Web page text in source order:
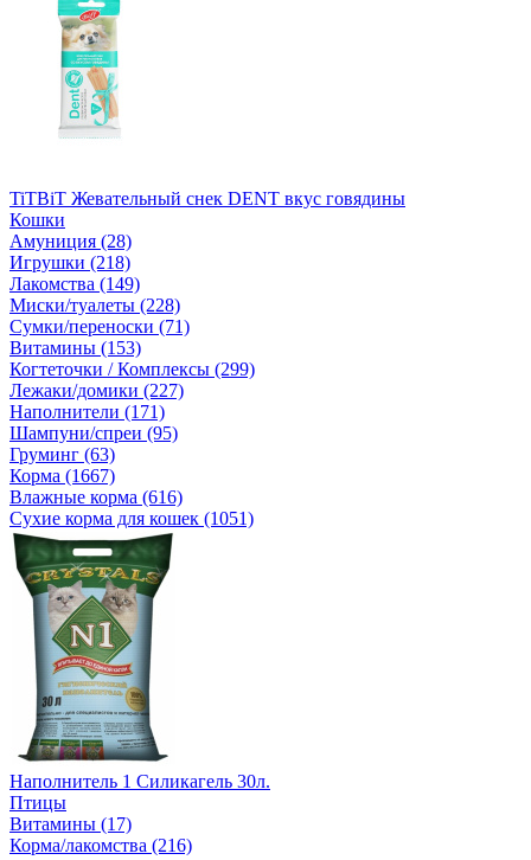
TiTBiT Жевательный снек DENT вкус говядины
Кошки
Амуниция (28)
Игрушки (218)
Лакомства (149)
Миски/туалеты (228)
Сумки/переноски (71)
Витамины (153)
Когтеточки / Комплексы (299)
Лежаки/домики (227)
Наполнители (171)
Шампуни/спреи (95)
Груминг (63)
Корма (1667)
Влажные корма (616)
Сухие корма для кошек (1051)
Наполнитель 1 Силикагель 30л.
Птицы
Витамины (17)
Корма/лакомства (216)